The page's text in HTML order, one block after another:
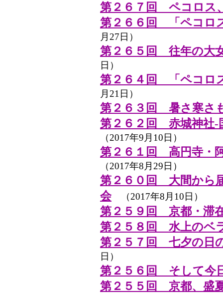
第２６７回 ペコロス
第２６６回 「ペコロ
月27日）
第２６５回 往年の大
日）
第２６４回 「ペコロ
月21日）
第２６３回 暑さ寒さ
第２６２回 赤城神社-
（2017年9月10日）
第２６１回 高円寺・
（2017年8月29日）
第２６０回 大間から
会（2017年8月10日）
第２５９回 京都・滞
第２５８回 水上のベ
第２５７回 七夕の日
日）
第２５６回 そして今
第２５５回 京都、盛